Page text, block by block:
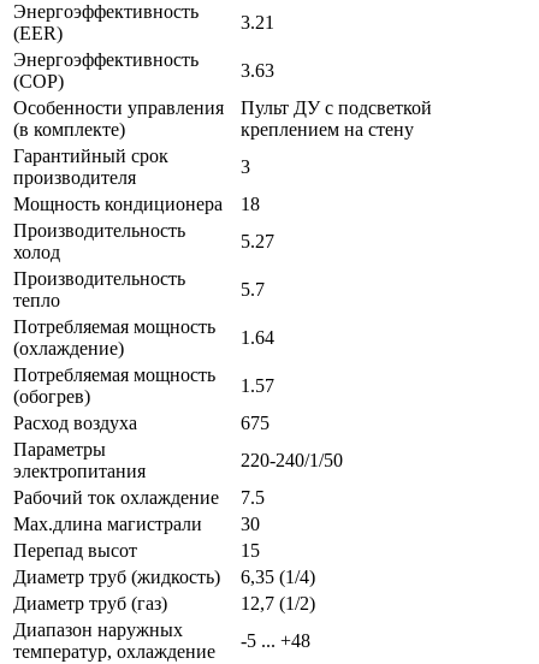
Энергоэффективность
(EER)
3.21
Энергоэффективность
(COP)
3.63
Особенности управления
(в комплекте)
Пульт ДУ с подсветкой
креплением на стену
Гарантийный срок
производителя
3
Мощность кондиционера
18
Производительность
холод
5.27
Производительность
тепло
5.7
Потребляемая мощность
(охлаждение)
1.64
Потребляемая мощность
(обогрев)
1.57
Расход воздуха
675
Параметры
электропитания
220-240/1/50
Рабочий ток охлаждение
7.5
Max.длина магистрали
30
Перепад высот
15
Диаметр труб (жидкость)
6,35 (1/4)
Диаметр труб (газ)
12,7 (1/2)
Диапазон наружных
температур, охлаждение
-5 ... +48